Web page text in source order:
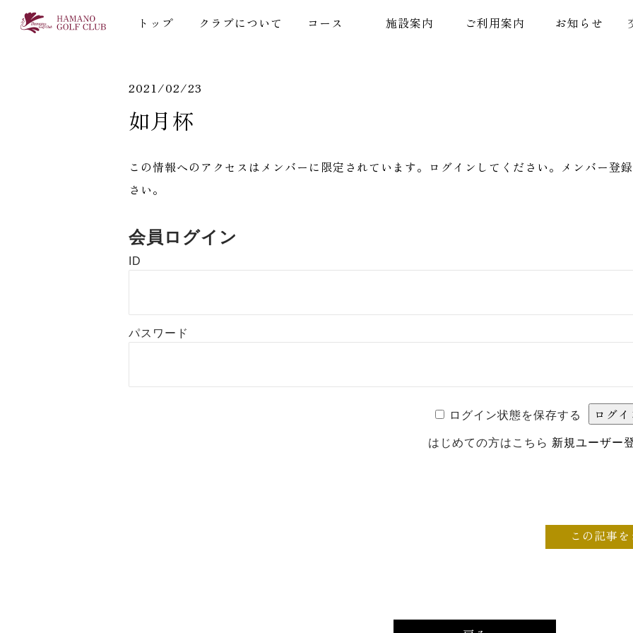
トップ クラブについて コース 施設案内 ご利用案内 お知らせ
2021/02/23
​如月杯
この情報へのアクセスはメンバーに限定されています。ログインしてください。メンバー登
さい。
会員ログイン
ID
パスワード
ログイン状態を保存する
はじめての方はこちら 新規ユーザー
この記事